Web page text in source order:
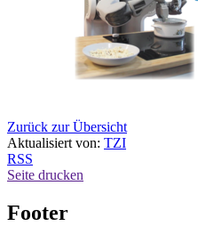
Zurück zur Übersicht
Aktualisiert von: TZI
RSS
Seite drucken
Footer